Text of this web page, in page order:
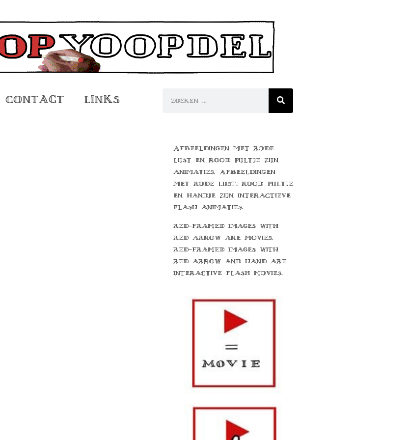
Contact Links
Afbeeldingen met rode
lijst en rood pijltje zijn
animaties. Afbeeldingen
met rode lijst, rood pijltje
en handje zijn interactieve
flash animaties.
Red-framed images with
red arrow are movies.
Red-framed images with
red arrow and hand are
interactive flash movies.